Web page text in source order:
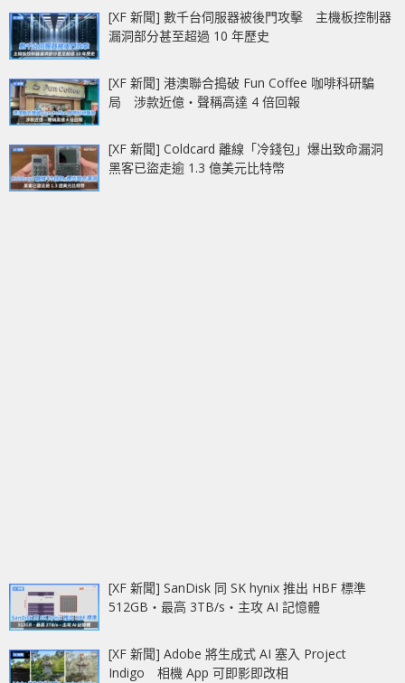
[XF 新聞] 數千台伺服器被後門攻擊 主機板控制器
漏洞部分甚至超過 10 年歷史
[XF 新聞] 港澳聯合搗破 Fun Coffee 咖啡科研騙
局 涉款近億‧聲稱高達 4 倍回報
[XF 新聞] Coldcard 離線「冷錢包」爆出致命漏洞
黑客已盜走逾 1.3 億美元比特幣
[XF 新聞] SanDisk 同 SK hynix 推出 HBF 標準
512GB‧最高 3TB/s‧主攻 AI 記憶體
[XF 新聞] Adobe 將生成式 AI 塞入 Project
Indigo 相機 App 可即影即改相